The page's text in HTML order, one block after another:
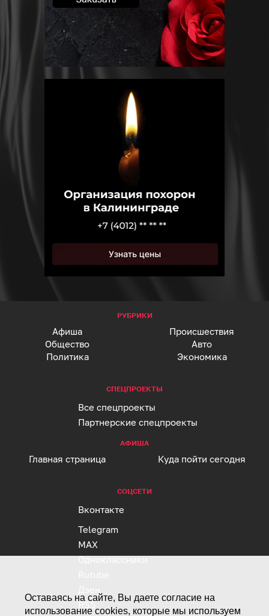
Оставаясь на сайте, Вы даете согласие на
использование cookies, которые мы используем
РУБРИКИ
Афиша
Происшествия
Общество
Авто
Политика
Экономика
СПЕЦПРОЕКТЫ
Все спецпроекты
Партнерские спецпроекты
АФИША
Главная страница Куда пойти сегодня
СОЦСЕТИ
Вконтакте
Telegram
MAX
Одноклассники
RSS